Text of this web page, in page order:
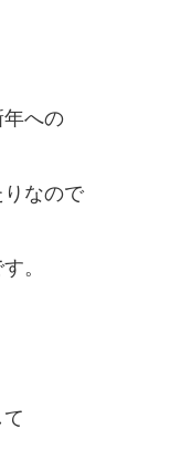
への
なので
。